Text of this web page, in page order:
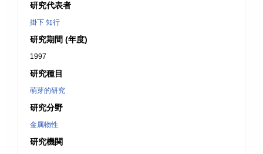
研究代表者
掛下 知行
研究期間 (年度)
1997
研究種目
萌芽的研究
研究分野
金属物性
研究機関